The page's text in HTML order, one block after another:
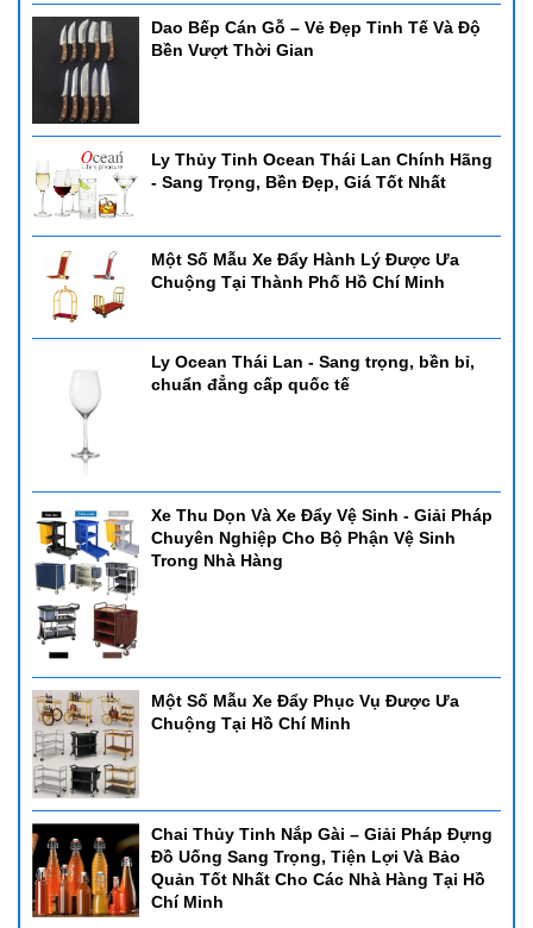
Dao Bếp Cán Gỗ – Vẻ Đẹp Tinh Tế Và Độ
Bền Vượt Thời Gian
Ly Thủy Tinh Ocean Thái Lan Chính Hãng
- Sang Trọng, Bền Đẹp, Giá Tốt Nhất
Một Số Mẫu Xe Đẩy Hành Lý Được Ưa
Chuộng Tại Thành Phố Hồ Chí Minh
Ly Ocean Thái Lan - Sang trọng, bền bỉ,
chuẩn đẳng cấp quốc tế
Xe Thu Dọn Và Xe Đẩy Vệ Sinh - Giải Pháp
Chuyên Nghiệp Cho Bộ Phận Vệ Sinh
Trong Nhà Hàng
Một Số Mẫu Xe Đẩy Phục Vụ Được Ưa
Chuộng Tại Hồ Chí Minh
Chai Thủy Tinh Nắp Gài – Giải Pháp Đựng
Đồ Uống Sang Trọng, Tiện Lợi Và Bảo
Quản Tốt Nhất Cho Các Nhà Hàng Tại Hồ
Chí Minh